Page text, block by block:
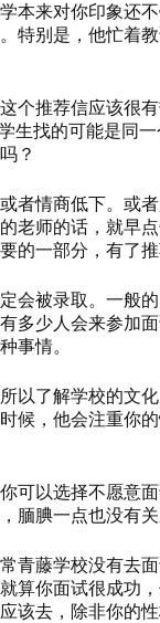
来对你印象还
别是，他忙着
推荐信应该很
找的可能是同
？
者情商低下。或
师的话，就早
一部分，有了
会被录取。一般
多少人会来参加
事情。
了解学校的文
，他会注重你
以选择不愿意
腆一点也没有
藤学校没有去
算你面试很成功
去，除非你的